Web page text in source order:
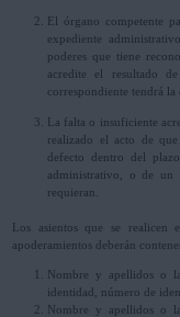
El órgano competente
expediente
poderes que tiene
acredite el resultado
correspondiente tendrá
La falta o insuficiente
realizado el acto de
defecto dentro del
administrativo, o de un
requieran.
Los asientos que se realicen
apoderamientos deberán
Nombre y apellidos o
identidad, número de
Nombre y apellidos o